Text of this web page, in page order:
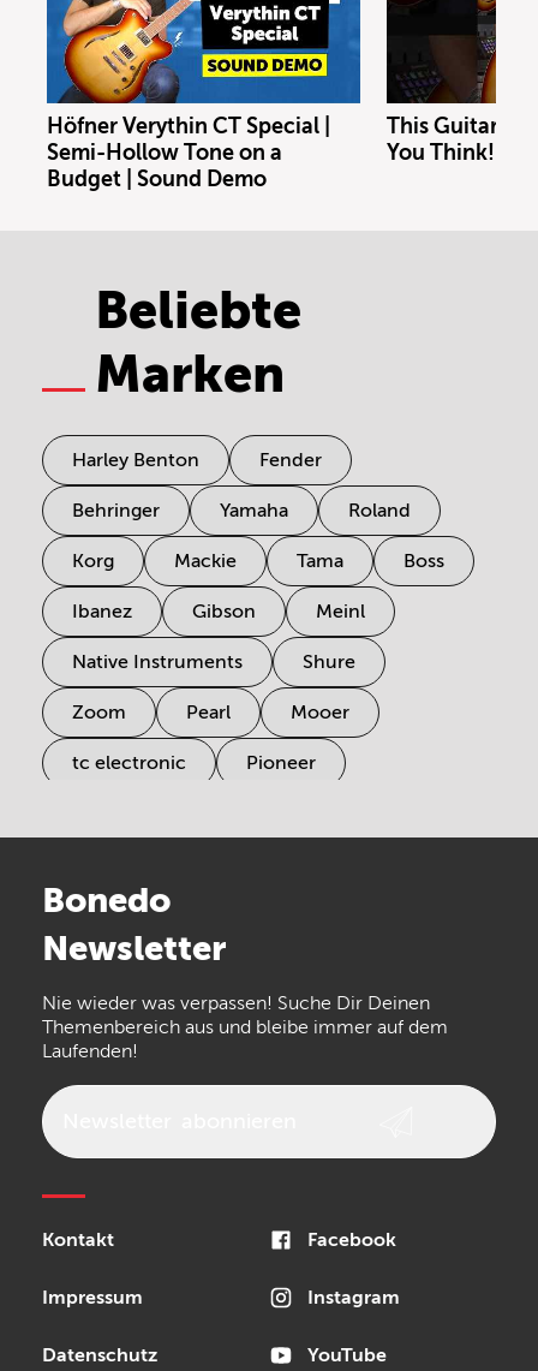
Höfner Verythin CT Special |
Semi-Hollow Tone on a
Budget | Sound Demo
This Guitar
You Think!
Beliebte
Marken
Harley Benton Fender
Behringer Yamaha Roland
Korg Mackie Tama Boss
Ibanez Gibson Meinl
Native Instruments Shure
Zoom Pearl Mooer
tc electronic Pioneer
Arturia
the t.bone
Walrus Audio Epiphone
Bonedo
Newsletter
Nie wieder was verpassen! Suche Dir Deinen
Themenbereich aus und bleibe immer auf dem
Laufenden!
Kontakt
Impressum
Datenschutz
Facebook
Instagram
YouTube